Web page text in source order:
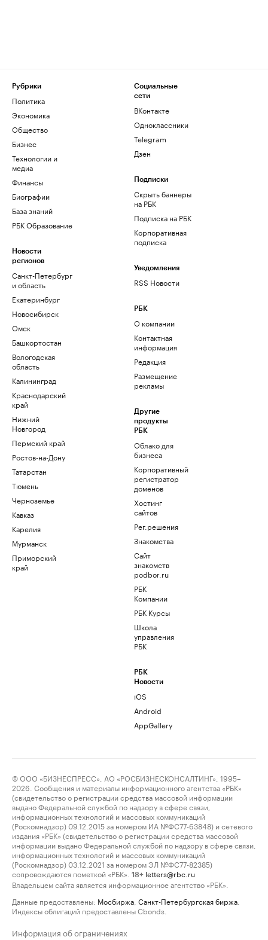
Рубрики
Политика
Экономика
Общество
Бизнес
Технологии и
медиа
Финансы
Биографии
База знаний
РБК Образование
Новости
регионов
Санкт-Петербург
и область
Екатеринбург
Новосибирск
Омск
Башкортостан
Вологодская
область
Калининград
Краснодарский
край
Нижний
Новгород
Пермский край
Ростов-на-Дону
Татарстан
Тюмень
Черноземье
Кавказ
Карелия
Мурманск
Приморский
край
Социальные
сети
ВКонтакте
Одноклассники
Telegram
Дзен
Подписки
Скрыть баннеры
на РБК
Подписка на РБК
Корпоративная
подписка
Уведомления
RSS Новости
РБК
О компании
Контактная
информация
Редакция
Размещение
рекламы
Другие
продукты
РБК
Облако для
бизнеса
Корпоративный
регистратор
доменов
Хостинг
сайтов
Рег.решения
Знакомства
Сайт
знакомств
podbor.ru
РБК
Компании
РБК Курсы
Школа
управления
РБК
РБК
Новости
iOS
Android
AppGallery
© ООО «БИЗНЕСПРЕСС», АО «РОСБИЗНЕСКОНСАЛТИНГ», 1995–
2026. Сообщения и материалы информационного агентства «РБК»
(свидетельство о регистрации средства массовой информации
выдано Федеральной службой по надзору в сфере связи,
информационных технологий и массовых коммуникаций
(Роскомнадзор) 09.12.2015 за номером ИА №ФС77-63848) и сетевого
издания «РБК» (свидетельство о регистрации средства массовой
информации выдано Федеральной службой по надзору в сфере связи,
информационных технологий и массовых коммуникаций
(Роскомнадзор) 03.12.2021 за номером ЭЛ №ФС77-82385)
сопровождаются пометкой «РБК».
18+ letters@rbc.ru
Владельцем сайта является информационное агентство «РБК».
Данные предоставлены: Мосбиржа Санкт-Петербургская биржа
Индексы облигаций предоставлены Cbonds.
Информация об ограничениях